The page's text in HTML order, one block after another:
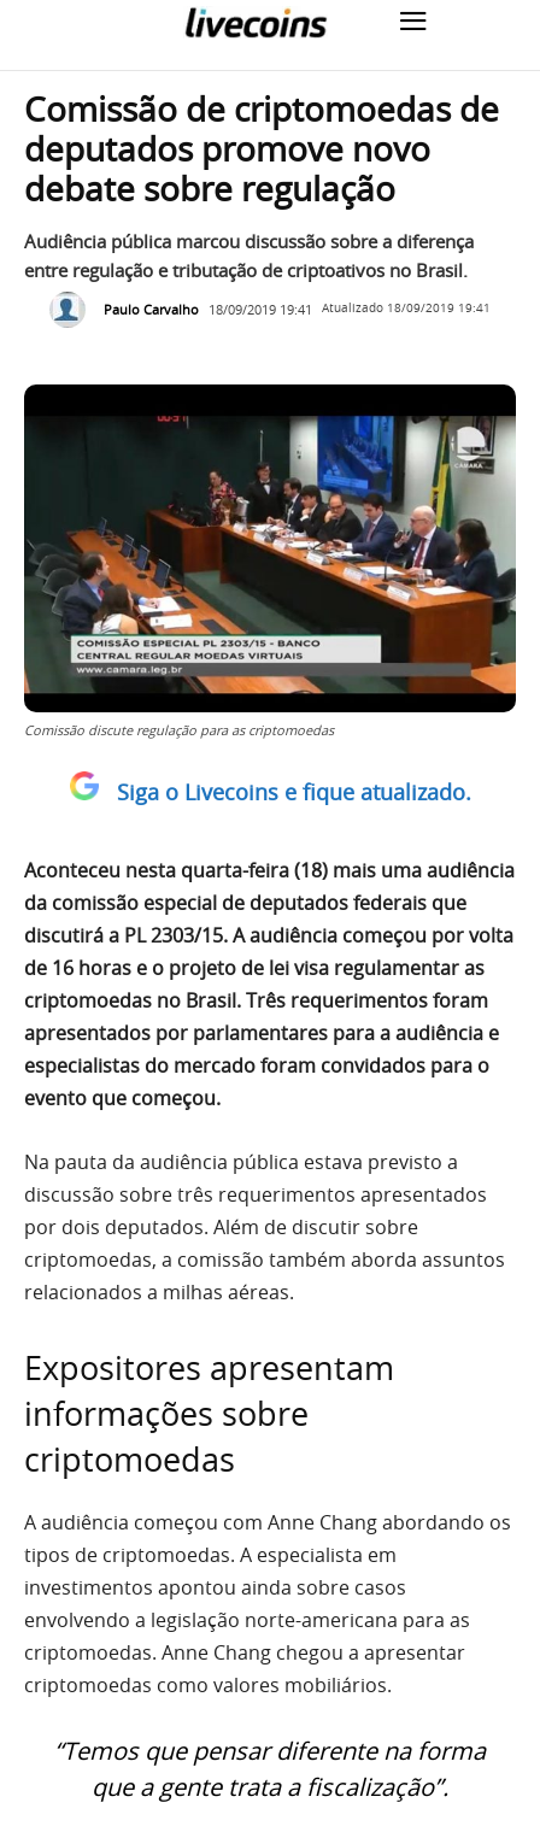
Comissão de criptomoedas de
deputados promove novo
debate sobre regulação
Audiência pública marcou discussão sobre a diferença
entre regulação e tributação de criptoativos no Brasil.
Paulo Carvalho 18/09/2019 19:41 Atualizado 18/09/2019 19:41
Comissão discute regulação para as criptomoedas
Siga o Livecoins e fique atualizado.
Aconteceu nesta quarta-feira (18) mais uma audiência
da comissão especial de deputados federais que
discutirá a PL 2303/15. A audiência começou por volta
de 16 horas e o projeto de lei visa regulamentar as
criptomoedas no Brasil. Três requerimentos foram
apresentados por parlamentares para a audiência e
especialistas do mercado foram convidados para o
evento que começou.
Na pauta da audiência pública estava previsto a
discussão sobre três requerimentos apresentados
por dois deputados. Além de discutir sobre
criptomoedas, a comissão também aborda assuntos
relacionados a milhas aéreas.
Expositores apresentam
informações sobre
criptomoedas
A audiência começou com Anne Chang abordando os
tipos de criptomoedas. A especialista em
investimentos apontou ainda sobre casos
envolvendo a legislação norte-americana para as
criptomoedas. Anne Chang chegou a apresentar
criptomoedas como valores mobiliários.
“Temos que pensar diferente na forma
que a gente trata a fiscalização”.